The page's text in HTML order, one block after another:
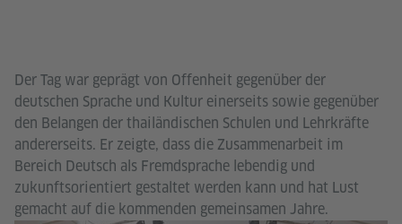
Der Tag war geprägt von Offenheit gegenüber der
deutschen Sprache und Kultur einerseits sowie gegenüber
den Belangen der thailändischen Schulen und Lehrkräfte
andererseits. Er zeigte, dass die Zusammenarbeit im
Bereich Deutsch als Fremdsprache lebendig und
zukunftsorientiert gestaltet werden kann und hat Lust
gemacht auf die kommenden gemeinsamen Jahre.